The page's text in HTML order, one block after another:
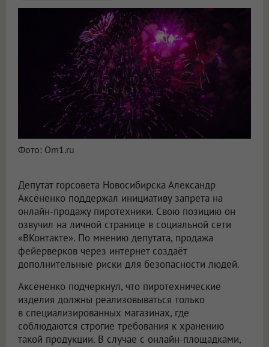
Фото: Om1.ru
Депутат горсовета Новосибирска Александр
Аксёненко поддержал инициативу запрета на
онлайн-продажу пиротехники. Свою позицию он
озвучил на личной странице в социальной сети
«ВКонтакте». По мнению депутата, продажа
фейерверков через интернет создаёт
дополнительные риски для безопасности людей.
Аксёненко подчеркнул, что пиротехнические
изделия должны реализовываться только
в специализированных магазинах, где
соблюдаются строгие требования к хранению
такой продукции. В случае с онлайн-площадками,